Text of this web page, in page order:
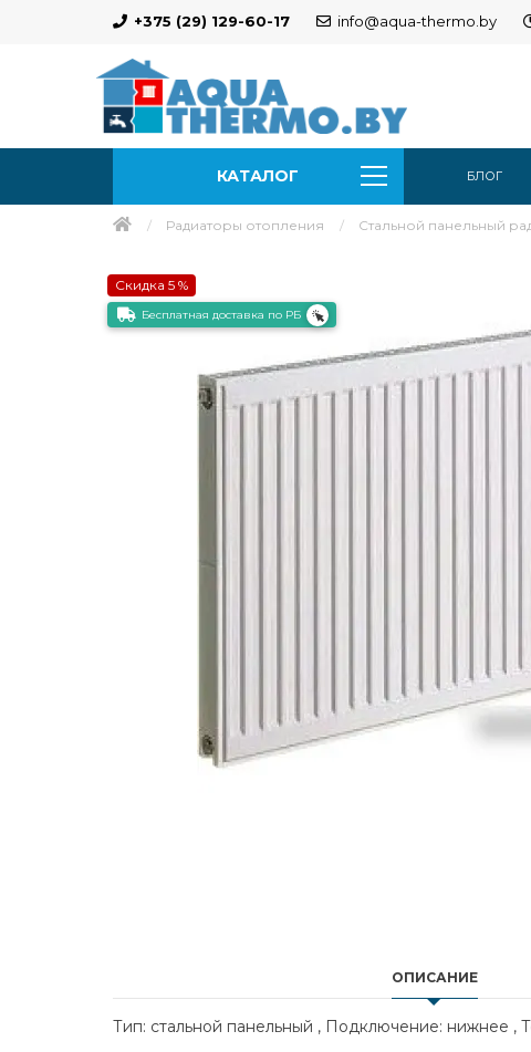
+375 (29) 129-60-17 info@aqua-thermo.by
КАТАЛОГ БЛОГ
Радиаторы отопления Стальной панельный
Скидка 5 %
Бесплатная доставка по РБ
ОПИСАНИЕ
Тип: стальной панельный , Подключение: нижнее ,